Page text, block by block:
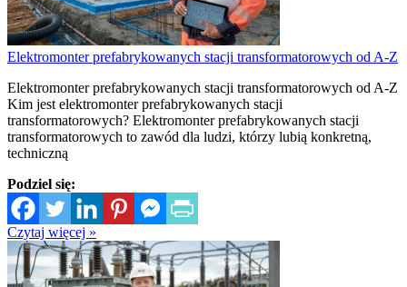
Elektromonter prefabrykowanych stacji transformatorowych od A-Z
Elektromonter prefabrykowanych stacji transformatorowych od A-Z
Kim jest elektromonter prefabrykowanych stacji
transformatorowych? Elektromonter prefabrykowanych stacji
transformatorowych to zawód dla ludzi, którzy lubią konkretną,
techniczną
Podziel się:
Czytaj więcej »